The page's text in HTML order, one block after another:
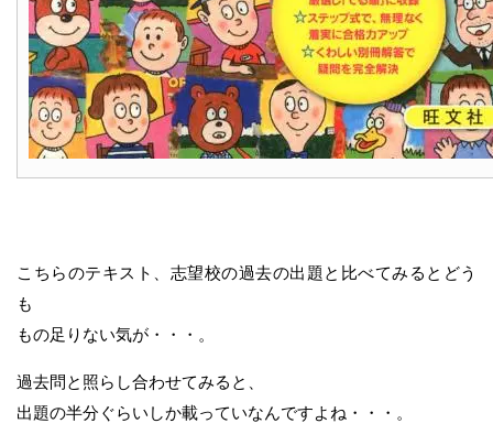
こちらのテキスト、志望校の過去の出題と比べてみるとどう
も
もの足りない気が・・・。
過去問と照らし合わせてみると、
出題の半分ぐらいしか載っていなんですよね・・・。